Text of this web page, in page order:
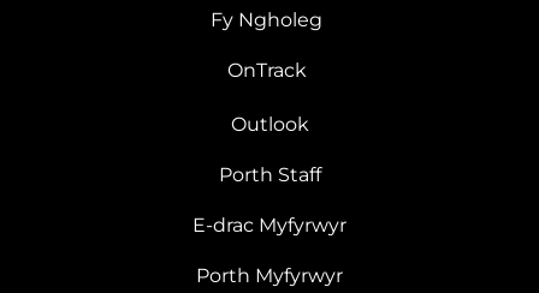
Fy Ngholeg
OnTrack
Outlook
Porth Staff
E-drac Myfyrwyr
Porth Myfyrwyr